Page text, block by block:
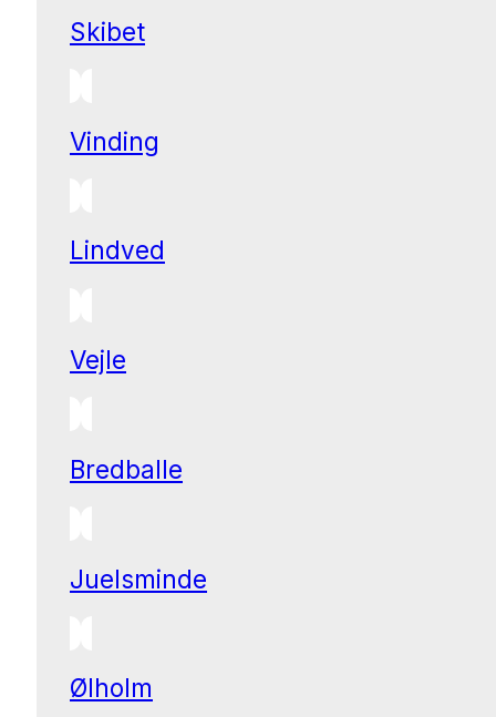
Skibet
Vinding
Lindved
Vejle
Bredballe
Juelsminde
Ølholm